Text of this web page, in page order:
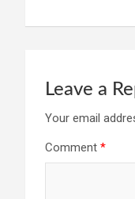
k
Leave a
Your email
Comment *